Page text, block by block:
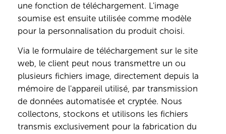
une fonction de téléchargement. L'image
soumise est ensuite utilisée comme modèle
pour la personnalisation du produit choisi.
Via le formulaire de téléchargement sur le site
web, le client peut nous transmettre un ou
plusieurs fichiers image, directement depuis la
mémoire de l'appareil utilisé, par transmission
de données automatisée et cryptée. Nous
collectons, stockons et utilisons les fichiers
transmis exclusivement pour la fabrication du